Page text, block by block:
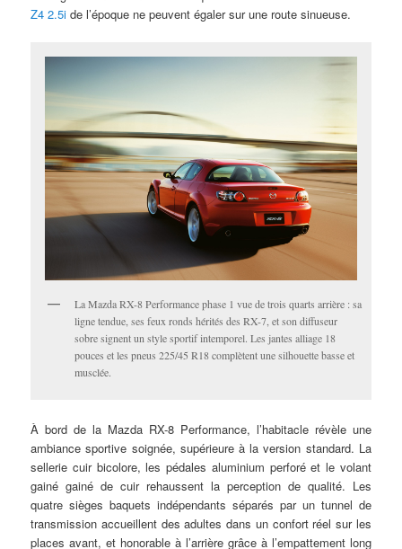
Z4 2.5i de l’époque ne peuvent égaler sur une route sinueuse.
La Mazda RX-8 Performance phase 1 vue de trois quarts arrière : sa
ligne tendue, ses feux ronds hérités des RX-7, et son diffuseur
sobre signent un style sportif intemporel. Les jantes alliage 18
pouces et les pneus 225/45 R18 complètent une silhouette basse et
musclée.
À bord de la Mazda RX-8 Performance, l’habitacle révèle une
ambiance sportive soignée, supérieure à la version standard. La
sellerie cuir bicolore, les pédales aluminium perforé et le volant
gainé gainé de cuir rehaussent la perception de qualité. Les
quatre sièges baquets indépendants séparés par un tunnel de
transmission accueillent des adultes dans un confort réel sur les
places avant, et honorable à l’arrière grâce à l’empattement long